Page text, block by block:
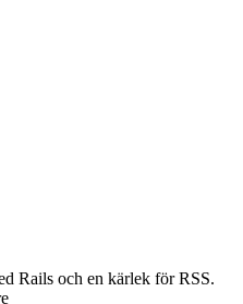
Rails och en kärlek för RSS.